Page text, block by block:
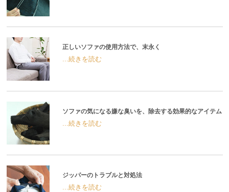
正しいソファの使用方法で、末永く
...続きを読む
ソファの気になる嫌な臭いを、除去する効果的なアイテム
...続きを読む
ジッパーのトラブルと対処法
...続きを読む